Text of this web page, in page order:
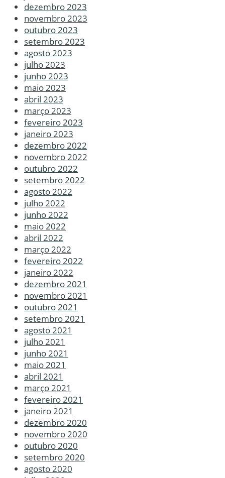
dezembro 2023
novembro 2023
outubro 2023
setembro 2023
agosto 2023
julho 2023
junho 2023
maio 2023
abril 2023
março 2023
fevereiro 2023
janeiro 2023
dezembro 2022
novembro 2022
outubro 2022
setembro 2022
agosto 2022
julho 2022
junho 2022
maio 2022
abril 2022
março 2022
fevereiro 2022
janeiro 2022
dezembro 2021
novembro 2021
outubro 2021
setembro 2021
agosto 2021
julho 2021
junho 2021
maio 2021
abril 2021
março 2021
fevereiro 2021
janeiro 2021
dezembro 2020
novembro 2020
outubro 2020
setembro 2020
agosto 2020